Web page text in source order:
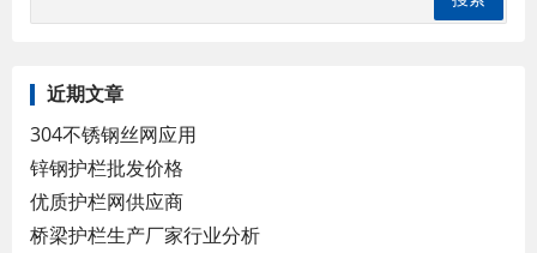
近期文章
304不锈钢丝网应用
锌钢护栏批发价格
优质护栏网供应商
桥梁护栏生产厂家行业分析